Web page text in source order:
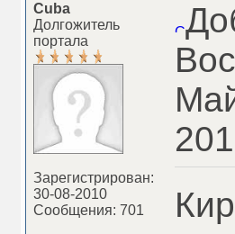
Cuba
Долгожитель
портала
Зарегистрирован:
30-08-2010
Сообщения: 701